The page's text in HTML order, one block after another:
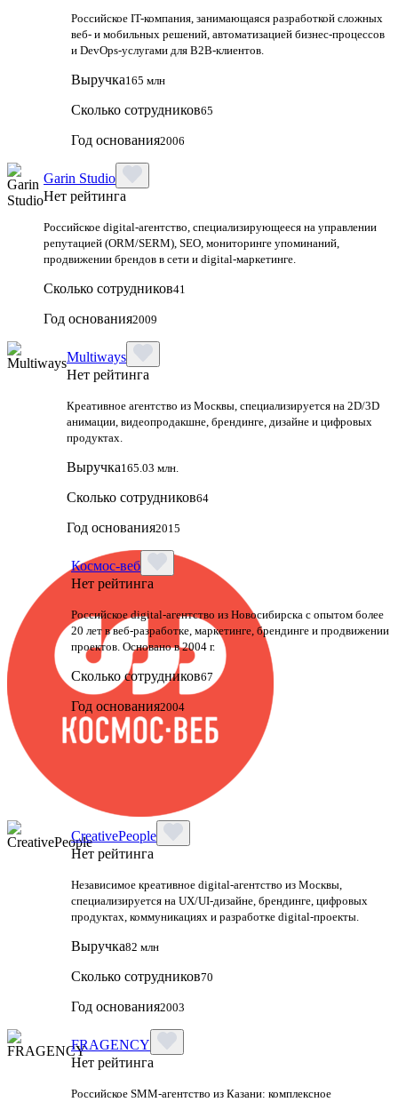
Российское IT-компания, занимающаяся разработкой сложных
веб- и мобильных решений, автоматизацией бизнес-процессов
и DevOps-услугами для B2B-клиентов.
Выручка165 млн
Сколько сотрудников65
Год основания2006
Garin Studio
Нет рейтинга
Российское digital-агентство, специализирующееся на управлении
репутацией (ORM/SERM), SEO, мониторинге упоминаний,
продвижении брендов в сети и digital-маркетинге.
Сколько сотрудников41
Год основания2009
Multiways
Нет рейтинга
Креативное агентство из Москвы, специализируется на 2D/3D
анимации, видеопродакшне, брендинге, дизайне и цифровых
продуктах.
Выручка165.03 млн.
Сколько сотрудников64
Год основания2015
Космос-веб
Нет рейтинга
Российское digital-агентство из Новосибирска с опытом более
20 лет в веб-разработке, маркетинге, брендинге и продвижении
проектов. Основано в 2004 г.
Сколько сотрудников67
Год основания2004
CreativePeople
Нет рейтинга
Независимое креативное digital‑агентство из Москвы,
специализируется на UX/UI‑дизайне, брендинге, цифровых
продуктах, коммуникациях и разработке digital‑проекты.
Выручка82 млн
Сколько сотрудников70
Год основания2003
FRAGENCY
Нет рейтинга
Российское SMM-агентство из Казани: комплексное